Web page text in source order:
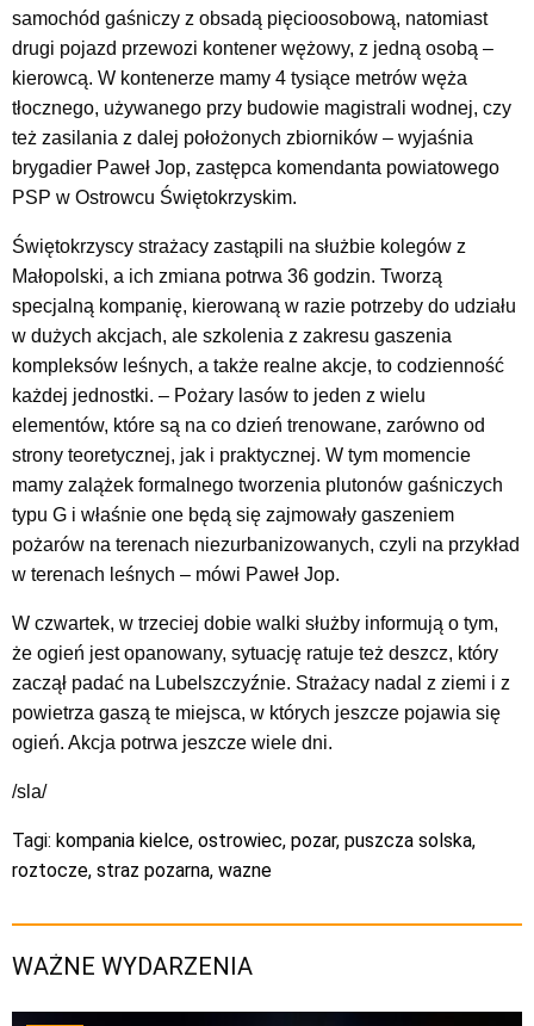
samochód gaśniczy z obsadą pięcioosobową, natomiast
drugi pojazd przewozi kontener wężowy, z jedną osobą –
kierowcą. W kontenerze mamy 4 tysiące metrów węża
tłocznego, używanego przy budowie magistrali wodnej, czy
też zasilania z dalej położonych zbiorników – wyjaśnia
brygadier Paweł Jop, zastępca komendanta powiatowego
PSP w Ostrowcu Świętokrzyskim.
Świętokrzyscy strażacy zastąpili na służbie kolegów z
Małopolski, a ich zmiana potrwa 36 godzin. Tworzą
specjalną kompanię, kierowaną w razie potrzeby do udziału
w dużych akcjach, ale szkolenia z zakresu gaszenia
kompleksów leśnych, a także realne akcje, to codzienność
każdej jednostki. – Pożary lasów to jeden z wielu
elementów, które są na co dzień trenowane, zarówno od
strony teoretycznej, jak i praktycznej. W tym momencie
mamy zalążek formalnego tworzenia plutonów gaśniczych
typu G i właśnie one będą się zajmowały gaszeniem
pożarów na terenach niezurbanizowanych, czyli na przykład
w terenach leśnych – mówi Paweł Jop.
W czwartek, w trzeciej dobie walki służby informują o tym,
że ogień jest opanowany, sytuację ratuje też deszcz, który
zaczął padać na Lubelszczyźnie. Strażacy nadal z ziemi i z
powietrza gaszą te miejsca, w których jeszcze pojawia się
ogień. Akcja potrwa jeszcze wiele dni.
/sla/
Tagi: kompania kielce, ostrowiec, pozar, puszcza solska,
roztocze, straz pozarna, wazne
WAŻNE WYDARZENIA